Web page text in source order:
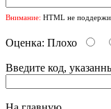
Внимание: HTML не
Оценка: Плохо
Введите код,